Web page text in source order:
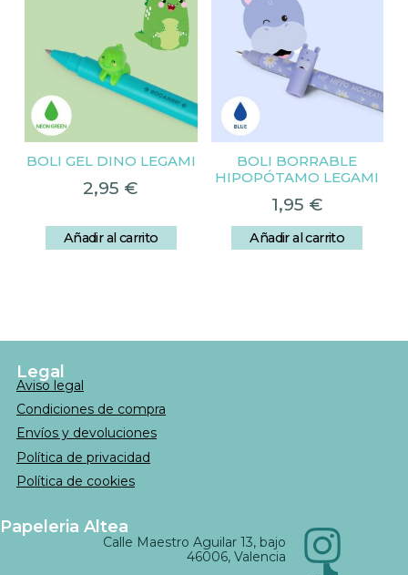
BOLI GEL DINO LEGAMI
2,95 €
Añadir al carrito
BOLI BORRABLE
HIPOPÓTAMO LEGAMI
1,95 €
Añadir al carrito
Legal
Aviso legal
Condiciones de compra
Envíos y devoluciones
Política de privacidad
Política de cookies
Papeleria Altea
Calle Maestro Aguilar 13, bajo
46006, Valencia